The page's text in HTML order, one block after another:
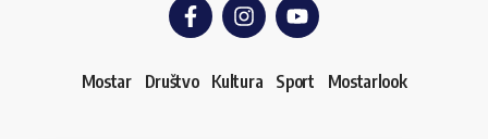
Mostar Društvo Kultura Sport Mostarlook